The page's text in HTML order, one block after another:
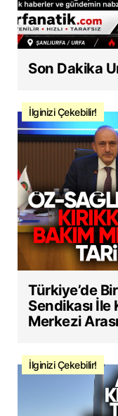
Son Dakika
İlginizi Çekebilir!
Türkiye’de
Sendikası İle
Merkezi
İlginizi Çekebilir!